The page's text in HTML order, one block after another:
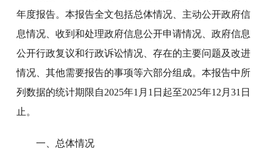
年度报告。本报告全文包括总体情况、主动公开政府信
息情况、收到和处理政府信息公开申请情况、政府信息
公开行政复议和行政诉讼情况、存在的主要问题及改进
情况、其他需要报告的事项等六部分组成。本报告中所
列数据的统计期限自2025年1月1日起至2025年12月31日
止。
一、总体情况